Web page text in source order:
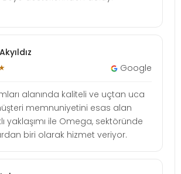
Google
alanında kaliteli ve uçtan uca
memnuniyetini esas alan
yaklaşımı ile Omega, sektöründe
biri olarak hizmet veriyor.